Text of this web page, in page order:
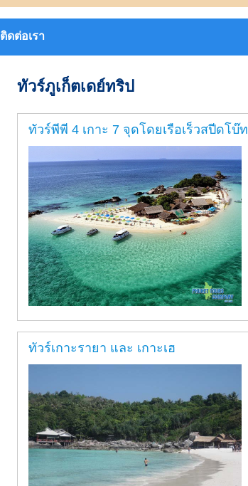
ติดต่อเรา
ทัวร์ภูเก็ตเดย์ทริป
ทัวร์พีพี 4 เกาะ 7 จุดโดยเรือเร็วสปีดโบ๊ท
ทัวร์เกาะรายา และ เกาะเฮ